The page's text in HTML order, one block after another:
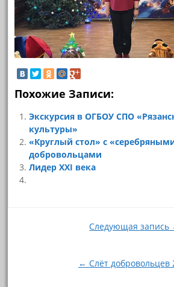
Похожие Записи:
Экскурсия в ОГБОУ СПО
культуры»
«Круглый стол» с
добровольцами
Лидер XXI века
Следующая запись
← Слёт добровольцев